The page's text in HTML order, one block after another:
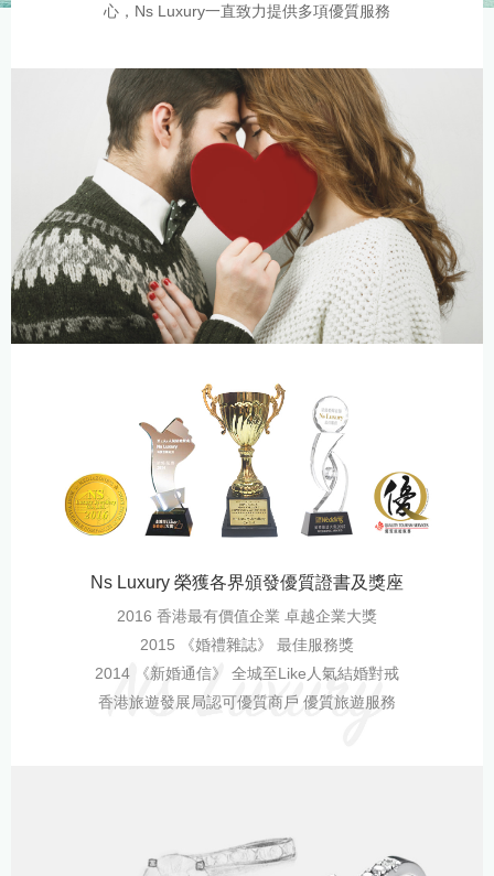
心，Ns Luxury一直致力提供多項優質服務
Ns Luxury 榮獲各界頒發優質證書及獎座
2016 香港最有價值企業 卓越企業大獎
2015 《婚禮雜誌》 最佳服務獎
2014 《新婚通信》 全城至Like人氣結婚對戒
香港旅遊發展局認可優質商戶 優質旅遊服務